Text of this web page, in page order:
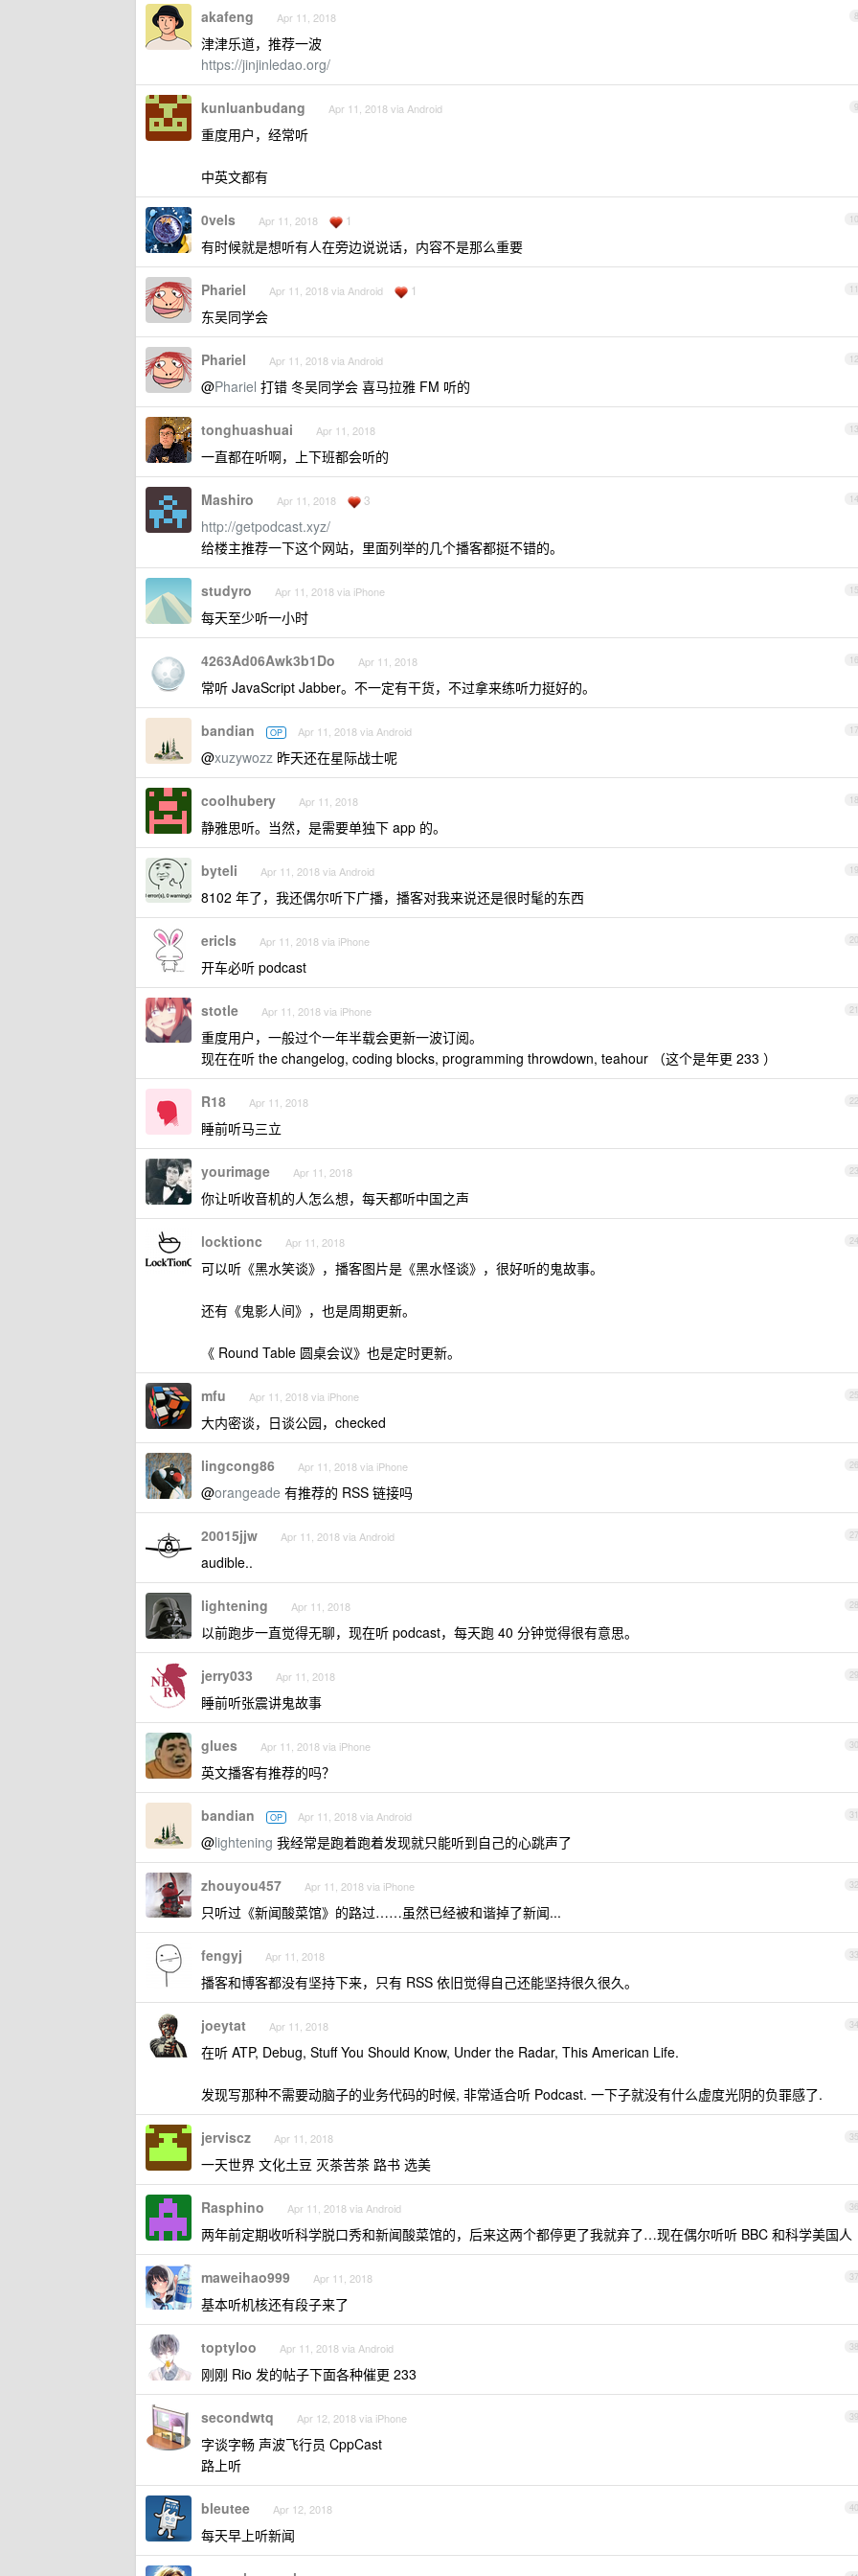
8
akafeng Apr 11, 2018
津津乐道，推荐一波
https://jinjinledao.org/
9
kunluanbudang Apr 11, 2018 via Android
重度用户，经常听
中英文都有
10
0vels Apr 11, 2018 1
有时候就是想听有人在旁边说说话，内容不是那么重要
11
Phariel Apr 11, 2018 via Android 1
东吴同学会
12
Phariel Apr 11, 2018 via Android
@Phariel 打错 冬吴同学会 喜马拉雅 FM 听的
13
tonghuashuai Apr 11, 2018
一直都在听啊，上下班都会听的
14
Mashiro Apr 11, 2018 3
http://getpodcast.xyz/
给楼主推荐一下这个网站，里面列举的几个播客都挺不错的。
15
studyro Apr 11, 2018 via iPhone
每天至少听一小时
16
4263Ad06Awk3b1Do Apr 11, 2018
常听 JavaScript Jabber。不一定有干货，不过拿来练听力挺好的。
17
bandian OP Apr 11, 2018 via Android
@xuzywozz 昨天还在星际战士呢
18
coolhubery Apr 11, 2018
静雅思听。当然，是需要单独下 app 的。
19
byteli Apr 11, 2018 via Android
8102 年了，我还偶尔听下广播，播客对我来说还是很时髦的东西
20
ericls Apr 11, 2018 via iPhone
开车必听 podcast
21
stotle Apr 11, 2018 via iPhone
重度用户，一般过个一年半载会更新一波订阅。
现在在听 the changelog, coding blocks, programming throwdown, teahour （这个是年更 233 ）
22
R18 Apr 11, 2018
睡前听马三立
23
yourimage Apr 11, 2018
你让听收音机的人怎么想，每天都听中国之声
24
locktionc Apr 11, 2018
可以听《黑水笑谈》，播客图片是《黑水怪谈》，很好听的鬼故事。
还有《鬼影人间》，也是周期更新。
《 Round Table 圆桌会议》也是定时更新。
25
mfu Apr 11, 2018 via iPhone
大内密谈，日谈公园，checked
26
lingcong86 Apr 11, 2018 via iPhone
@orangeade 有推荐的 RSS 链接吗
27
20015jjw Apr 11, 2018 via Android
audible..
28
lightening Apr 11, 2018
以前跑步一直觉得无聊，现在听 podcast，每天跑 40 分钟觉得很有意思。
29
jerry033 Apr 11, 2018
睡前听张震讲鬼故事
30
glues Apr 11, 2018 via iPhone
英文播客有推荐的吗？
31
bandian OP Apr 11, 2018 via Android
@lightening 我经常是跑着跑着发现就只能听到自己的心跳声了
32
zhouyou457 Apr 11, 2018 via iPhone
只听过《新闻酸菜馆》的路过……虽然已经被和谐掉了新闻...
33
fengyj Apr 11, 2018
播客和博客都没有坚持下来，只有 RSS 依旧觉得自己还能坚持很久很久。
34
joeytat Apr 11, 2018
在听 ATP, Debug, Stuff You Should Know, Under the Radar, This American Life.
发现写那种不需要动脑子的业务代码的时候, 非常适合听 Podcast. 一下子就没有什么虚度光阴的负罪感了.
35
jerviscz Apr 11, 2018
一天世界 文化土豆 灭茶苦茶 路书 选美
36
Rasphino Apr 11, 2018 via Android
两年前定期收听科学脱口秀和新闻酸菜馆的，后来这两个都停更了我就弃了…现在偶尔听听 BBC 和科学美国人
37
maweihao999 Apr 11, 2018
基本听机核还有段子来了
38
toptyloo Apr 11, 2018 via Android
刚刚 Rio 发的帖子下面各种催更 233
39
secondwtq Apr 12, 2018 via iPhone
字谈字畅 声波飞行员 CppCast
路上听
40
bleutee Apr 12, 2018
每天早上听新闻